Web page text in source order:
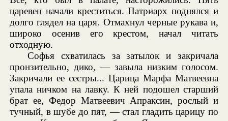
царевен начали креститься. Патриарх поднялся и
долго глядел на царя. Отмахнул черные рукава и,
широко осенив его крестом, начал читать
отходную.
Софья схватилась за затылок и закричала
пронзительно, дико, — завыла низким голосом.
Закричали ее сестры... Царица Марфа Матвеевна
упала ничком на лавку. К ней подошел старший
брат ее, Федор Матвеевич Апраксин, рослый и
тучный, в шубе до пят, — стал гладить царицу по